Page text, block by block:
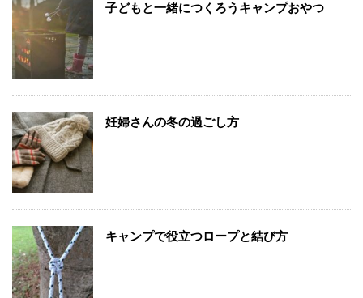
子どもと一緒につくろうキャンプおやつ
妊婦さんの冬の過ごし方
キャンプで役立つロープと結び方